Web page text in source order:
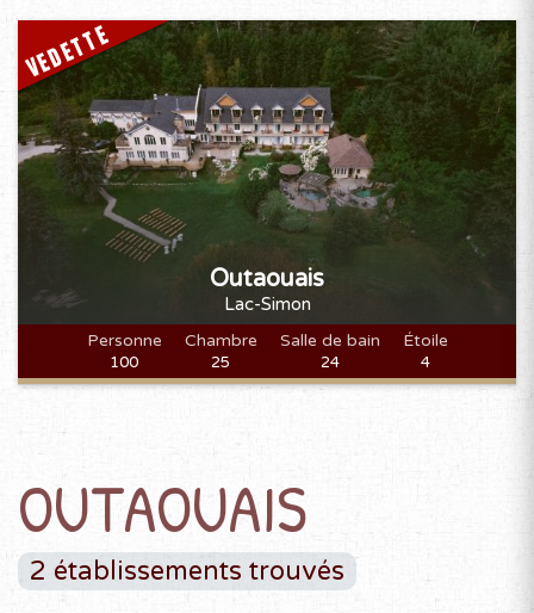
VEDETTE
Outaouais
Lac-Simon
Personne
100
Chambre
25
Salle de bain
24
Étoile
4
OUTAOUAIS
2 établissements trouvés